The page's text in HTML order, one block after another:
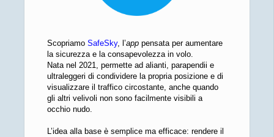
Scopriamo SafeSky, l’apppensata per aumentare
la sicurezza e la consapevolezza in volo.
Nata nel 2021, permette ad alianti, parapendii e
ultraleggeri di condividere la propria posizione e di
visualizzare il traffico circostante, anche quando
gli altri velivoli non sono facilmente visibili a
occhio nudo.
L’idea alla base è semplice ma efficace: rendere il